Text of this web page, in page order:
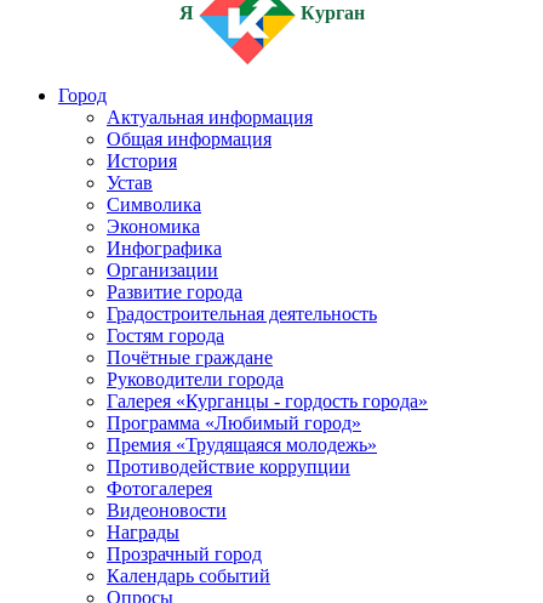
Я Курган
Город
Актуальная информация
Общая информация
История
Устав
Символика
Экономика
Инфографика
Организации
Развитие города
Градостроительная деятельность
Гостям города
Почётные граждане
Руководители города
Галерея «Курганцы - гордость города»
Программа «Любимый город»
Премия «Трудящаяся молодежь»
Противодействие коррупции
Фотогалерея
Видеоновости
Награды
Прозрачный город
Календарь событий
Опросы